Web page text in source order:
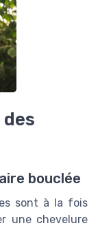
bouclée
sont à la fois
une chevelure